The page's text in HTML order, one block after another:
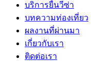
บริการยื่นวีซ่า
บทความท่องเที่ยว
ผลงานที่ผ่านมา
เกี่ยวกับเรา
ติดต่อเรา